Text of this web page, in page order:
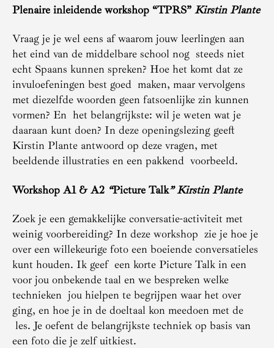
Plenaire inleidende workshop “TPRS” Kirstin Plante
Vraag je je wel eens af waarom jouw leerlingen aan
het eind van de middelbare school nog steeds niet
echt Spaans kunnen spreken? Hoe het komt dat ze
invuloefeningen best goed maken, maar vervolgens
met diezelfde woorden geen fatsoenlijke zin kunnen
vormen? En het belangrijkste: wil je weten wat je
daaraan kunt doen? In deze openingslezing geeft
Kirstin Plante antwoord op deze vragen, met
beeldende illustraties en een pakkend voorbeeld.
Workshop A1 & A2 “Picture Talk”Kirstin Plante
Zoek je een gemakkelijke conversatie-activiteit met
weinig voorbereiding? In deze workshop zie je hoe je
over een willekeurige foto een boeiende conversatieles
kunt houden. Ik geef een korte Picture Talk in een
voor jou onbekende taal en we bespreken welke
technieken jou hielpen te begrijpen waar het over
ging, en hoe je in de doeltaal kon meedoen met de
les. Je oefent de belangrijkste techniek op basis van
een foto die je zelf uitkiest.